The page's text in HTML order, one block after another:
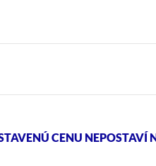
CENU NEPOSTAVÍ